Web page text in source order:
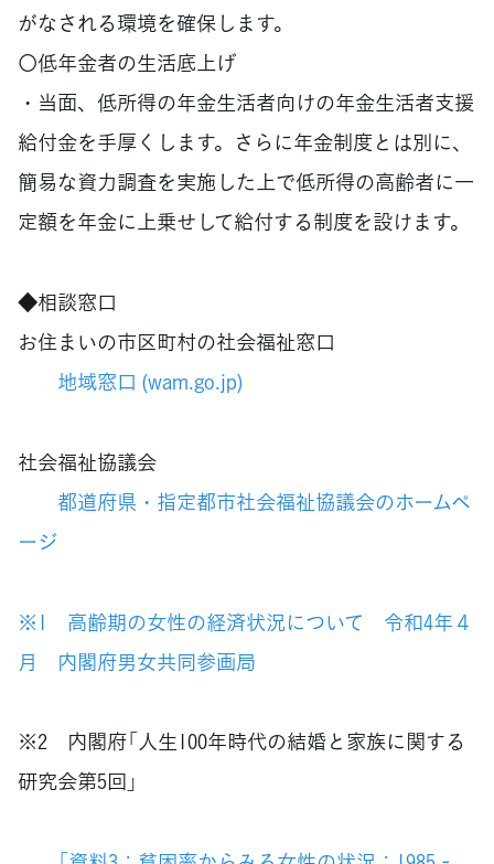
がなされる環境を確保します。
〇低年金者の生活底上げ
・当面、低所得の年金生活者向けの年金生活者支援
給付金を手厚くします。さらに年金制度とは別に、
簡易な資力調査を実施した上で低所得の高齢者に一
定額を年金に上乗せして給付する制度を設けます。
◆相談窓口
お住まいの市区町村の社会福祉窓口
地域窓口 (wam.go.jp)
社会福祉協議会
都道府県・指定都市社会福祉協議会のホームペ
ージ
※1 高齢期の女性の経済状況について 令和4年４
月 内閣府男女共同参画局
※2 内閣府「人生100年時代の結婚と家族に関する
研究会第5回」